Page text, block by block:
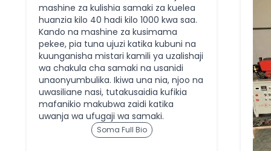
mashine za kulishia samaki za kuelea
huanzia kilo 40 hadi kilo 1000 kwa saa.
Kando na mashine za kusimama
pekee, pia tuna ujuzi katika kubuni na
kuunganisha mistari kamili ya uzalishaji
wa chakula cha samaki na usanidi
unaonyumbulika. Ikiwa una nia, njoo na
uwasiliane nasi, tutakusaidia kufikia
mafanikio makubwa zaidi katika
uwanja wa ufugaji wa samaki.
Soma Full Bio